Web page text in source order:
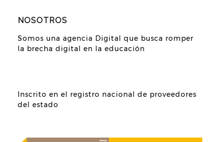
NOSOTROS
Somos una agencia Digital que busca romper
la brecha digital en la educación
Inscrito en el registro nacional de proveedores
del estado